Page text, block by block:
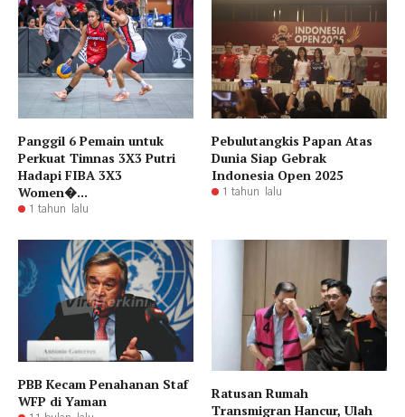
Panggil 6 Pemain untuk
Perkuat Timnas 3X3 Putri
Hadapi FIBA 3X3
Women�...
1 tahun lalu
Pebulutangkis Papan Atas
Dunia Siap Gebrak
Indonesia Open 2025
1 tahun lalu
PBB Kecam Penahanan Staf
WFP di Yaman
Ratusan Rumah
Transmigran Hancur, Ulah